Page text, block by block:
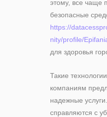
этому, все чаще
безопасные
https://
nity/profile/
для здоровья
Такие
компаниям
надежные
справляются с